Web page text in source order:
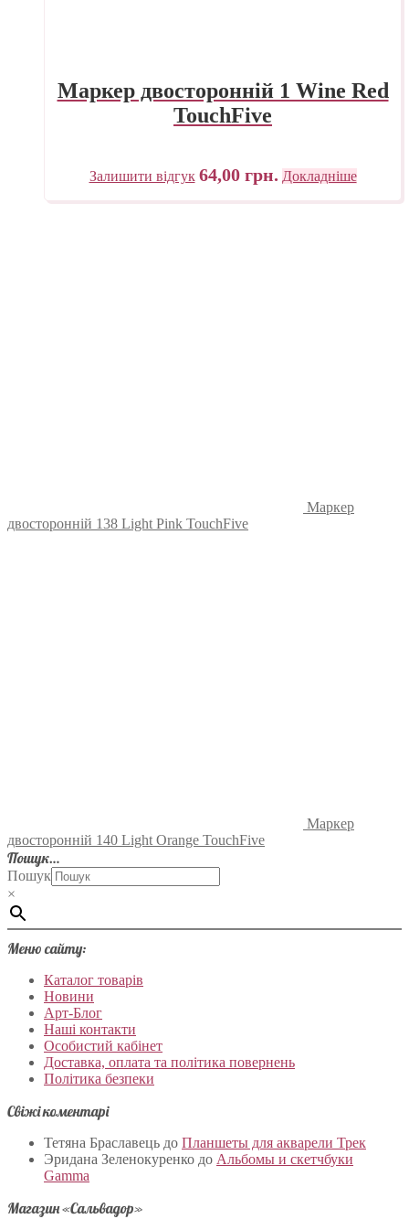
Маркер двосторонній 1 Wine Red
TouchFive
Залишити відгук 64,00 грн. Докладніше
Маркер
двосторонній 138 Light Pink TouchFive
Маркер
двосторонній 140 Light Orange TouchFive
Пошук…
Пошук
×
Меню сайту:
Каталог товарів
Новини
Арт-Блог
Наші контакти
Особистий кабінет
Доставка, оплата та політика повернень
Політика безпеки
Свіжі коментарі
Тетяна Браславець до Планшеты для акварели Трек
Эридана Зеленокуренко до Альбомы и скетчбуки
Gamma
Магазин «Сальвадор»